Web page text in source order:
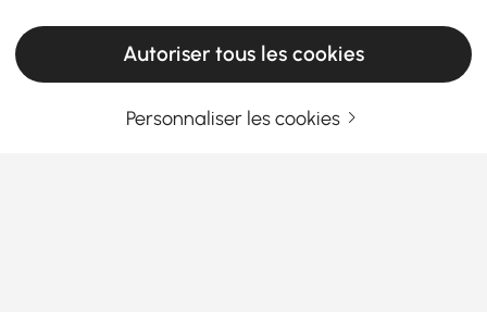
Autoriser tous les cookies
Personnaliser les cookies